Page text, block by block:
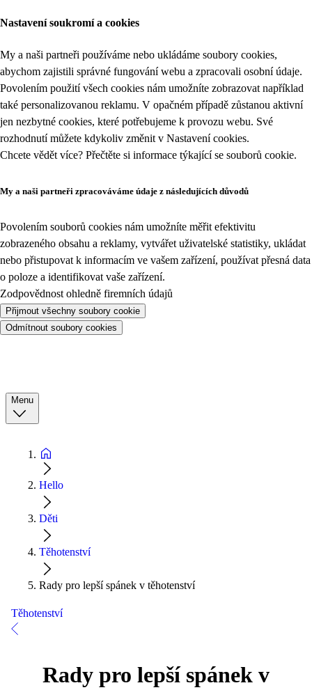
Nastavení soukromí a cookies
My a naši partneři používáme nebo ukládáme soubory cookies,
abychom zajistili správné fungování webu a zpracovali osobní údaje.
Povolením použití všech cookies nám umožníte zobrazovat například
také personalizovanou reklamu. V opačném případě zůstanou aktivní
jen nezbytné cookies, které potřebujeme k provozu webu. Své
rozhodnutí můžete kdykoliv změnit v Nastavení cookies.
Chcete vědět více? Přečtěte si informace týkající se souborů cookie.
My a naši partneři zpracováváme údaje z následujících důvodů
Povolením souborů cookies nám umožníte měřit efektivitu
zobrazeného obsahu a reklamy, vytvářet uživatelské statistiky, ukládat
nebo přistupovat k informacím ve vašem zařízení, používat přesná data
o poloze a identifikovat vaše zařízení.
Zodpovědnost ohledně firemních údajů
Přijmout všechny soubory cookie
Odmítnout soubory cookies
Menu
Hello
Děti
Těhotenství
Rady pro lepší spánek v těhotenství
Těhotenství
Rady pro lepší spánek v